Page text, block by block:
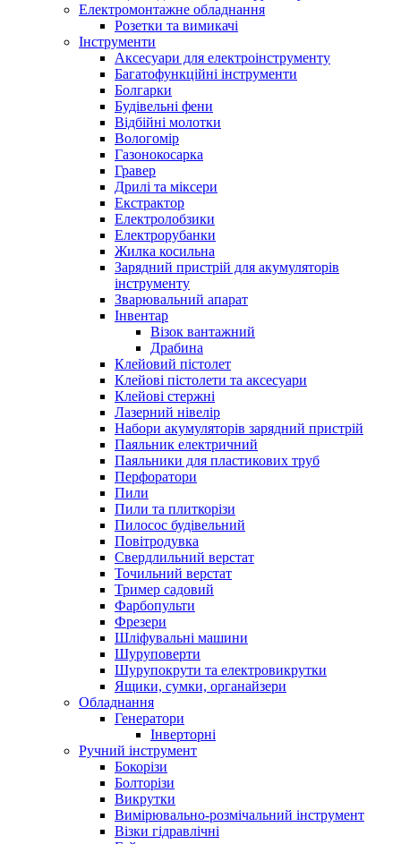
Електромонтажне обладнання
Розетки та вимикачі
Інструменти
Аксесуари для електроінструменту
Багатофункційні інструменти
Болгарки
Будівельні фени
Відбійні молотки
Вологомір
Газонокосарка
Гравер
Дрилі та міксери
Екстрактор
Електролобзики
Електрорубанки
Жилка косильна
Зарядний пристрій для акумуляторів
інструменту
Зварювальний апарат
Інвентар
Візок вантажний
Драбина
Клейовий пістолет
Клейові пістолети та аксесуари
Клейові стержні
Лазерний нівелір
Набори акумуляторів зарядний пристрій
Паяльник електричний
Паяльники для пластикових труб
Перфоратори
Пили
Пили та плиткорізи
Пилосос будівельний
Повітродувка
Свердлильний верстат
Точильний верстат
Тример садовий
Фарбопульти
Фрезери
Шліфувальні машини
Шуруповерти
Шурупокрути та електровикрутки
Ящики, сумки, органайзери
Обладнання
Генератори
Інверторні
Ручний інструмент
Бокорізи
Болторізи
Викрутки
Вимірювально-розмічальний інструмент
Візки гідравлічні